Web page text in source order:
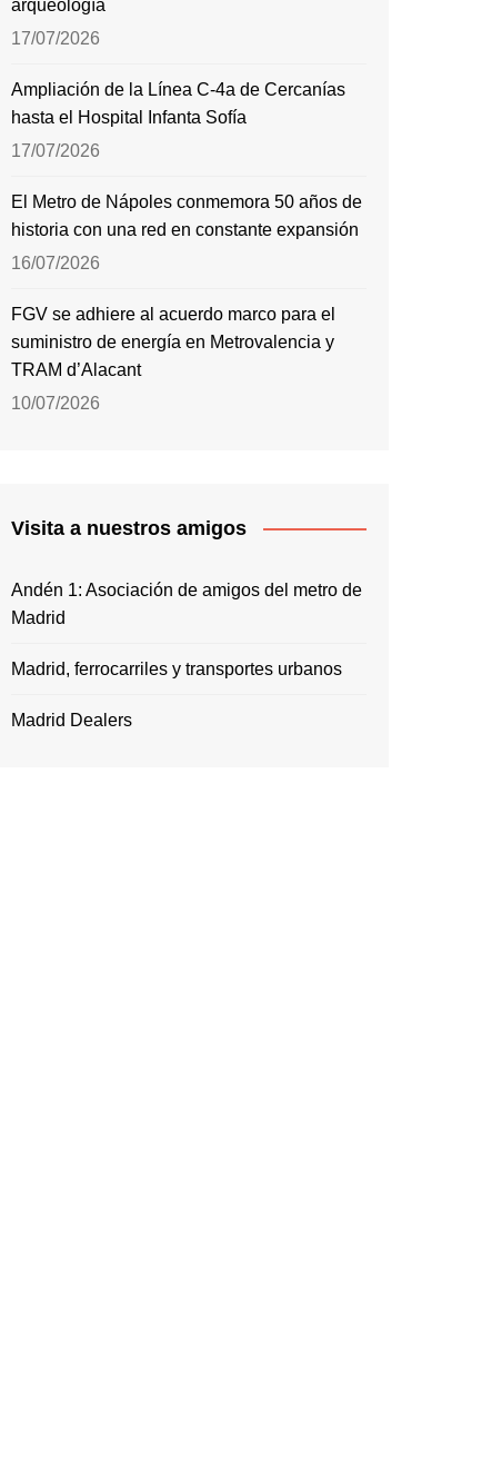
arqueología
17/07/2026
Ampliación de la Línea C-4a de Cercanías
hasta el Hospital Infanta Sofía
17/07/2026
El Metro de Nápoles conmemora 50 años de
historia con una red en constante expansión
16/07/2026
FGV se adhiere al acuerdo marco para el
suministro de energía en Metrovalencia y
TRAM d’Alacant
10/07/2026
Visita a nuestros amigos
Andén 1: Asociación de amigos del metro de
Madrid
Madrid, ferrocarriles y transportes urbanos
Madrid Dealers